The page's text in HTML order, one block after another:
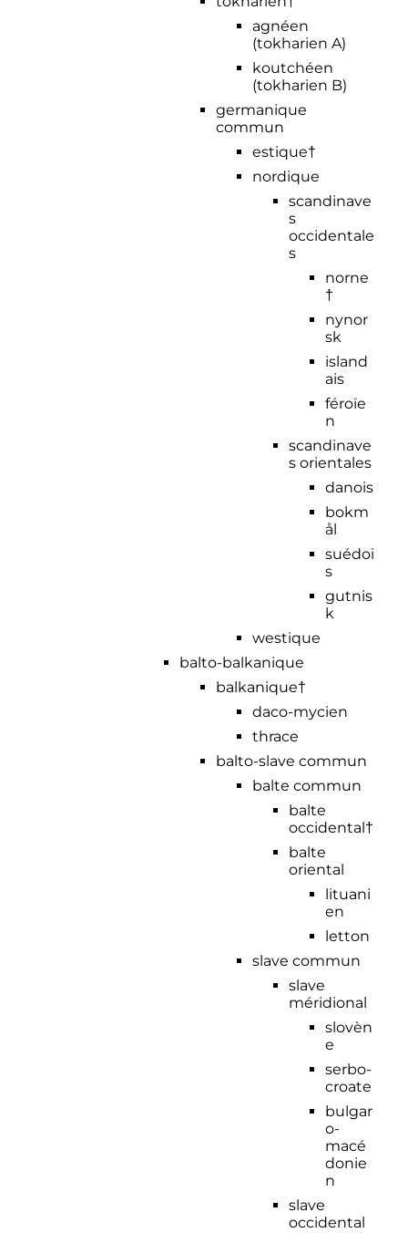
agnéen
(tokharien A)
koutchéen
(tokharien B)
germanique
commun
estique†
nordique
scandinave
s
occidentale
s
norne
†
nynor
sk
island
ais
féroïe
n
scandinave
s orientales
danois
bokm
ål
suédoi
s
gutnis
k
westique
balto-balkanique
balkanique†
daco-mycien
thrace
balto-slave commun
balte commun
balte
occidental†
balte
oriental
lituani
en
letton
slave commun
slave
méridional
slovèn
e
serbo-
croate
bulgar
o-
macé
donie
n
slave
occidental